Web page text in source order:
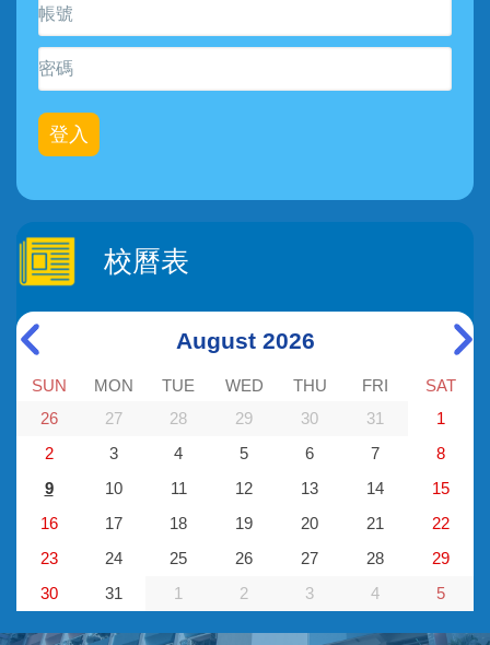
校曆表
August 2026
SUN MON TUE WED THU FRI
SAT
26
27 28 29 30 31
1
2
3 4 5 6 7
8
9
10 11 12 13 14
15
16
17 18 19 20 21
22
23
24 25 26 27 28
29
30
31 1 2 3 4 5